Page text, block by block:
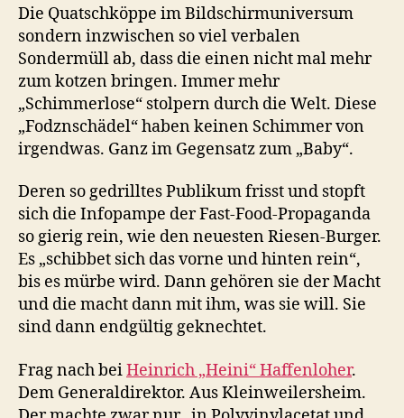
Die Quatschköppe im Bildschirmuniversum
sondern inzwischen so viel verbalen
Sondermüll ab, dass die einen nicht mal mehr
zum kotzen bringen. Immer mehr
„Schimmerlose“ stolpern durch die Welt. Diese
„Fodznschädel“ haben keinen Schimmer von
irgendwas. Ganz im Gegensatz zum „Baby“.
Deren so gedrilltes Publikum frisst und stopft
sich die Infopampe der Fast-Food-Propaganda
so gierig rein, wie den neuesten Riesen-Burger.
Es „schibbet sich das vorne und hinten rein“,
bis es mürbe wird. Dann gehören sie der Macht
und die macht dann mit ihm, was sie will. Sie
sind dann endgültig geknechtet.
Frag nach beiHeinrich „Heini“ Haffenloher.
Dem Generaldirektor. Aus Kleinweilersheim.